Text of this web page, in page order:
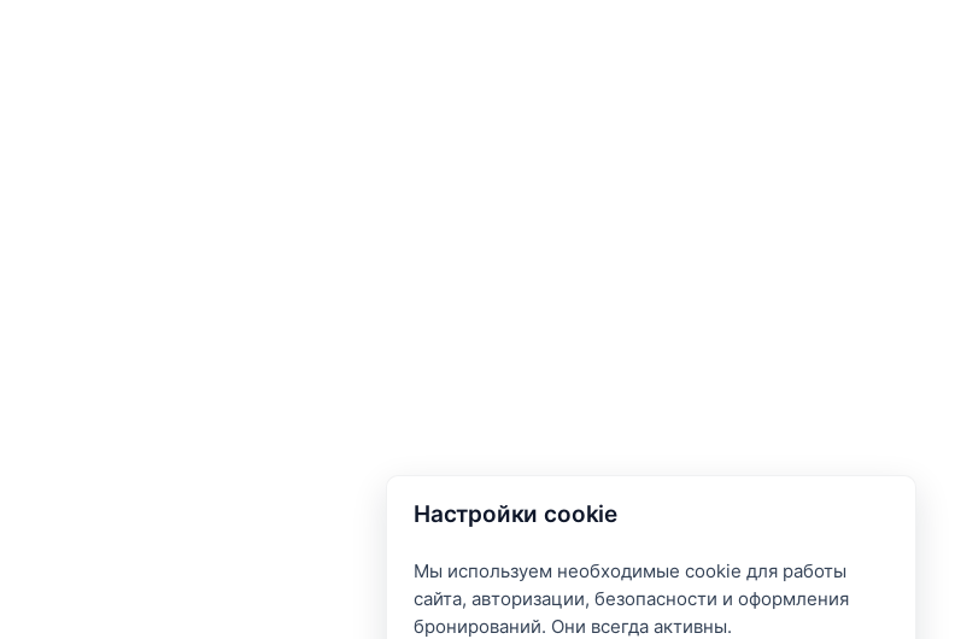
Настройки cookie
Мы используем необходимые cookie для работы
сайта, авторизации, безопасности и оформления
бронирований. Они всегда активны.